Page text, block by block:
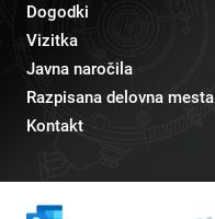
Dogodki
Vizitka
Javna naročila
Razpisana delovna mesta
Kontakt